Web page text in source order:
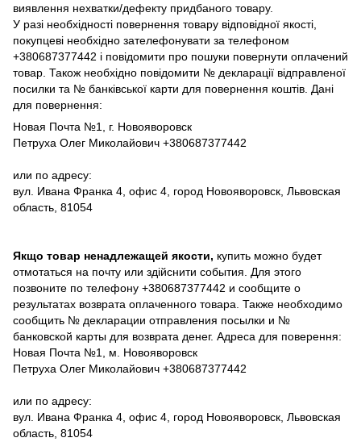
виявлення нехватки/дефекту придбаного товару.
У разі необхідності повернення товару відповідної якості,
покупцеві необхідно зателефонувати за телефоном
+380687377442 і повідомити про пошуки повернути оплачений
товар. Також необхідно повідомити № декларації відправленої
посилки та № банківської карти для повернення коштів. Дані
для повернення:
Новая Почта №1, г. Новояворовск
Петруха Олег Миколайович +380687377442
или по адресу:
вул. Ивана Франка 4, офис 4, город Новояворовск, Львовская
область, 81054
Якщо товар ненадлежащей якости, купить можно будет
отмотаться на почту или здійснити события. Для этого
позвоните по телефону +380687377442 и сообщите о
результатах возврата оплаченного товара. Также необходимо
сообщить № декларации отправления посылки и №
банковской карты для возврата денег. Адреса для поверення:
Новая Почта №1, м. Новояворовск
Петруха Олег Миколайович +380687377442
или по адресу:
вул. Ивана Франка 4, офис 4, город Новояворовск, Львовская
область, 81054